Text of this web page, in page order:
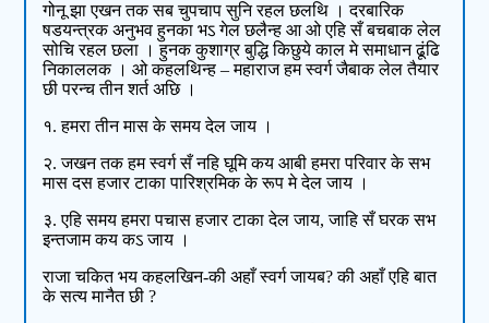
गोनू झा एखन तक सब चुपचाप सुनि रहल छलथि । दरबारिक
षडयन्त्रक अनुभव हुनका भऽ गेल छलैन्ह आ ओ एहि सँ बचबाक लेल
सोचि रहल छला । हुनक कुशाग्र बुद्धि किछुये काल मे समाधान ढूंढि
निकाललक । ओ कहलथिन्ह – महाराज हम स्वर्ग जैबाक लेल तैयार
छी परन्च तीन शर्त अछि ।
१. हमरा तीन मास के समय देल जाय ।
२. जखन तक हम स्वर्ग सँ नहि घूमि कय आबी हमरा परिवार के सभ
मास दस हजार टाका पारिश्रमिक के रूप मे देल जाय ।
३. एहि समय हमरा पचास हजार टाका देल जाय, जाहि सँ घरक सभ
इन्तजाम कय कऽ जाय ।
राजा चकित भय कहलखिन-की अहाँ स्वर्ग जायब? की अहाँ एहि बात
के सत्य मानैत छी ?